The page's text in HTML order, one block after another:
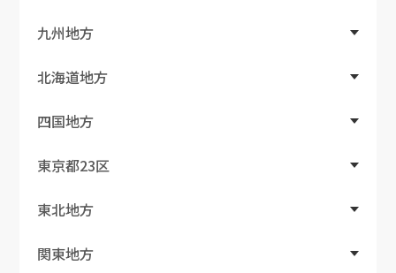
九州地方
北海道地方
四国地方
東京都23区
東北地方
関東地方